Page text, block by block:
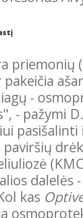
priemonių
pakeičia
-
- pažymi
pasišalinti
paviršių
dalelės
kas